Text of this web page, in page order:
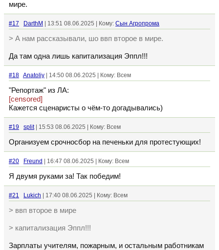
мире.
#17 DarthM | 13:51 08.06.2025 | Кому: Сын Агропрома
> А нам рассказывали, шо ввп второе в мире.
Да там одна лишь капитализация Эппл!!!
#18 Anatoliy | 14:50 08.06.2025 | Кому: Всем
"Репортаж" из ЛА:
[censored]
Кажется сценаристы о чём-то догадывались)
#19 split| 15:53 08.06.2025 | Кому: Всем
Организуем срочносбор на печеньки для протестующих!
#20 Freund | 16:47 08.06.2025 | Кому: Всем
Я двумя руками за! Так победим!
#21 Lukich | 17:40 08.06.2025 | Кому: Всем
> ввп второе в мире
> капитализация Эппл!!!
Зарплаты учителям, пожарным, и остальным работникам